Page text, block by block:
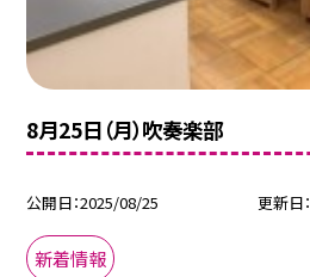
8月25日（月）吹奏楽部
公開日 2025/08/25 更新日
新着情報